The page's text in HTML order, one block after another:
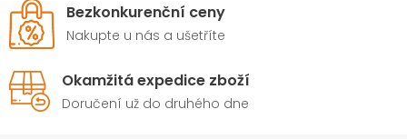
Bezkonkurenční ceny
Nakupte u nás a ušetříte
Okamžitá expedice zboží
Doručení už do druhého dne